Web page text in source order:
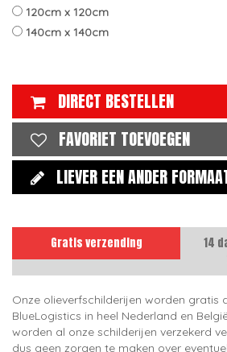
120cm x 120cm
140cm x 140cm
DIRECT BESTELLEN
FAVORIET TOEVOEGEN
LIEVER EEN ANDER
Gratis verzending
14
Onze olieverfschilderijen worden gratis
BlueLogistics in heel Nederland en
worden al onze schilderijen verzekerd
dus geen zorgen te maken over